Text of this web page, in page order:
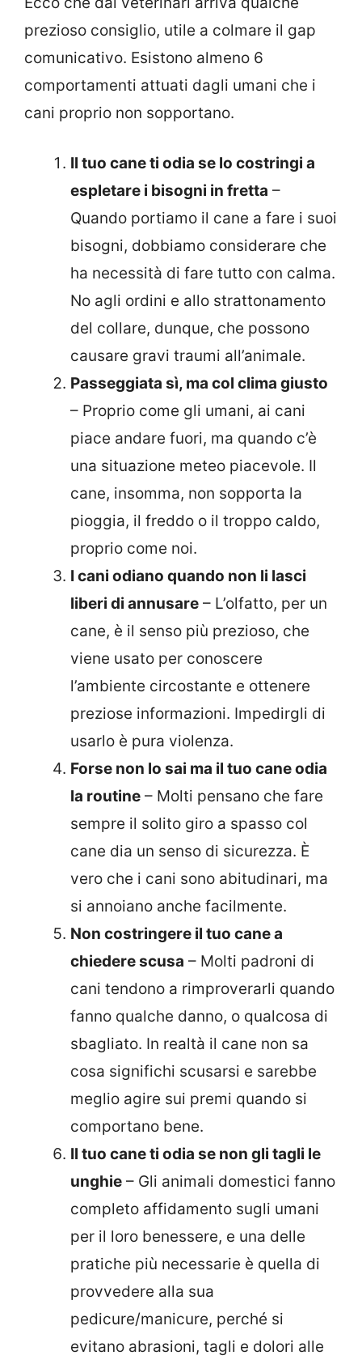
prezioso consiglio, utile a colmare il gap
comunicativo. Esistono almeno 6
comportamenti attuati dagli umani che i
cani proprio non sopportano.
Il tuo cane ti odia se lo costringi a
espletare i bisogni in fretta –
Quando portiamo il cane a fare i suoi
bisogni, dobbiamo considerare che
ha necessità di fare tutto con calma.
No agli ordini e allo strattonamento
del collare, dunque, che possono
causare gravi traumi all’animale.
Passeggiata sì, ma col clima giusto
– Proprio come gli umani, ai cani
piace andare fuori, ma quando c’è
una situazione meteo piacevole. Il
cane, insomma, non sopporta la
pioggia, il freddo o il troppo caldo,
proprio come noi.
I cani odiano quando non li lasci
liberi di annusare – L’olfatto, per un
cane, è il senso più prezioso, che
viene usato per conoscere
l’ambiente circostante e ottenere
preziose informazioni. Impedirgli di
usarlo è pura violenza.
Forse non lo sai ma il tuo cane odia
la routine – Molti pensano che fare
sempre il solito giro a spasso col
cane dia un senso di sicurezza. È
vero che i cani sono abitudinari, ma
si annoiano anche facilmente.
Non costringere il tuo cane a
chiedere scusa – Molti padroni di
cani tendono a rimproverarli quando
fanno qualche danno, o qualcosa di
sbagliato. In realtà il cane non sa
cosa significhi scusarsi e sarebbe
meglio agire sui premi quando si
comportano bene.
Il tuo cane ti odia se non gli tagli le
unghie – Gli animali domestici fanno
completo affidamento sugli umani
per il loro benessere, e una delle
pratiche più necessarie è quella di
provvedere alla sua
pedicure/manicure, perché si
evitano abrasioni, tagli e dolori alle